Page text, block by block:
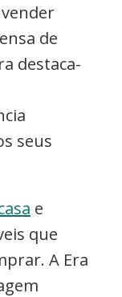
de
destaca-
seus
e
que
A Era